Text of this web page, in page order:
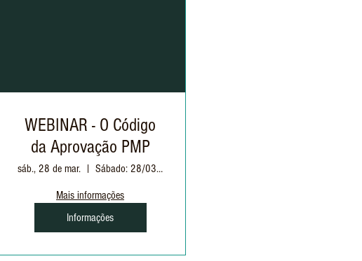
WEBINAR - O Código
da Aprovação PMP
sáb., 28 de mar. Sábado: 28/03 às 09h
Mais informações
Informações